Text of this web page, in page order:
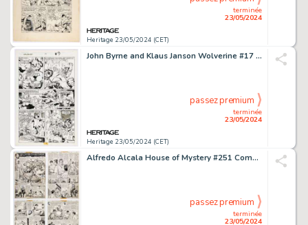
Heritage 23/05/2024 (CET)
terminée
23/05/2024
John Byrne and Klaus Janson Wolverine #17 Story Page 7 Original Art (Marvel, 1989).
Heritage 23/05/2024 (CET)
terminée
23/05/2024
passez premium
Alfredo Alcala House of Mystery #251 Complete 7-Page Story "Harvest of Hate" Original Art (DC, 1977). (Total: 7 Original Art)
terminée
23/05/2024
passez premium